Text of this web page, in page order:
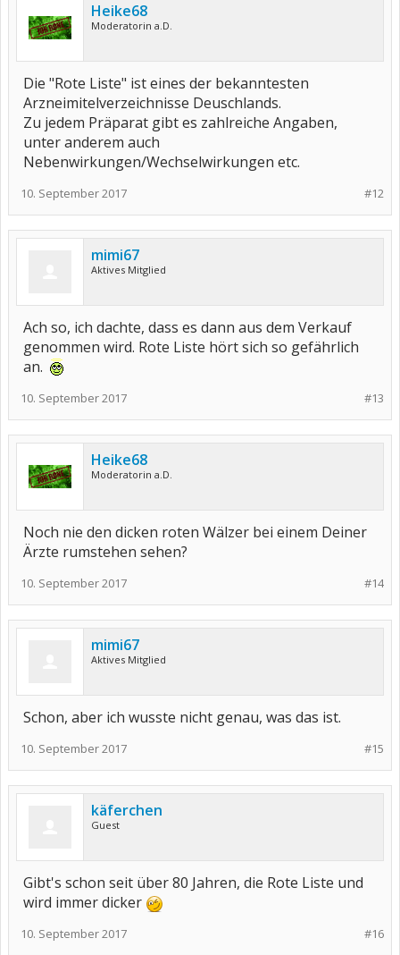
Heike68
Moderatorin a.D.
Die "Rote Liste" ist eines der bekanntesten
Arzneimitelverzeichnisse Deuschlands.
Zu jedem Präparat gibt es zahlreiche Angaben,
unter anderem auch
Nebenwirkungen/Wechselwirkungen etc.
#12
10. September 2017
mimi67
Aktives Mitglied
Ach so, ich dachte, dass es dann aus dem Verkauf
genommen wird. Rote Liste hört sich so gefährlich
an.
#13
10. September 2017
Heike68
Moderatorin a.D.
Noch nie den dicken roten Wälzer bei einem Deiner
Ärzte rumstehen sehen?
#14
10. September 2017
mimi67
Aktives Mitglied
Schon, aber ich wusste nicht genau, was das ist.
#15
10. September 2017
käferchen
Guest
Gibt's schon seit über 80 Jahren, die Rote Liste und
wird immer dicker
#16
10. September 2017